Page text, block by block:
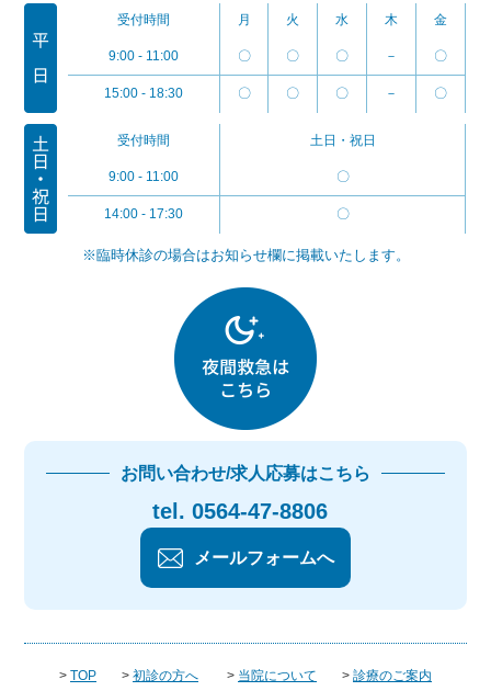
受付時間 月 火 水 木 金
9:00 - 11:00 〇 〇 〇 － 〇
15:00 - 18:30 〇 〇 〇 － 〇
受付時間 土日・祝日
9:00 - 11:00 〇
14:00 - 17:30 〇
※臨時休診の場合はお知らせ欄に掲載いたします。
お問い合わせ/求人応募はこちら
tel. 0564-47-8806
メールフォームへ
> TOP > 初診の方へ > 当院について > 診療のご案内